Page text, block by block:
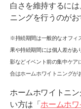
白さを維持するに
ニングを行うのがお
※持続期間は一般的なオフィ
果や持続期間には個人差があ
影などイベント前の集中ケア
合はホームホワイトニングが
ホームホワイトニ
い方は「 ホームホ